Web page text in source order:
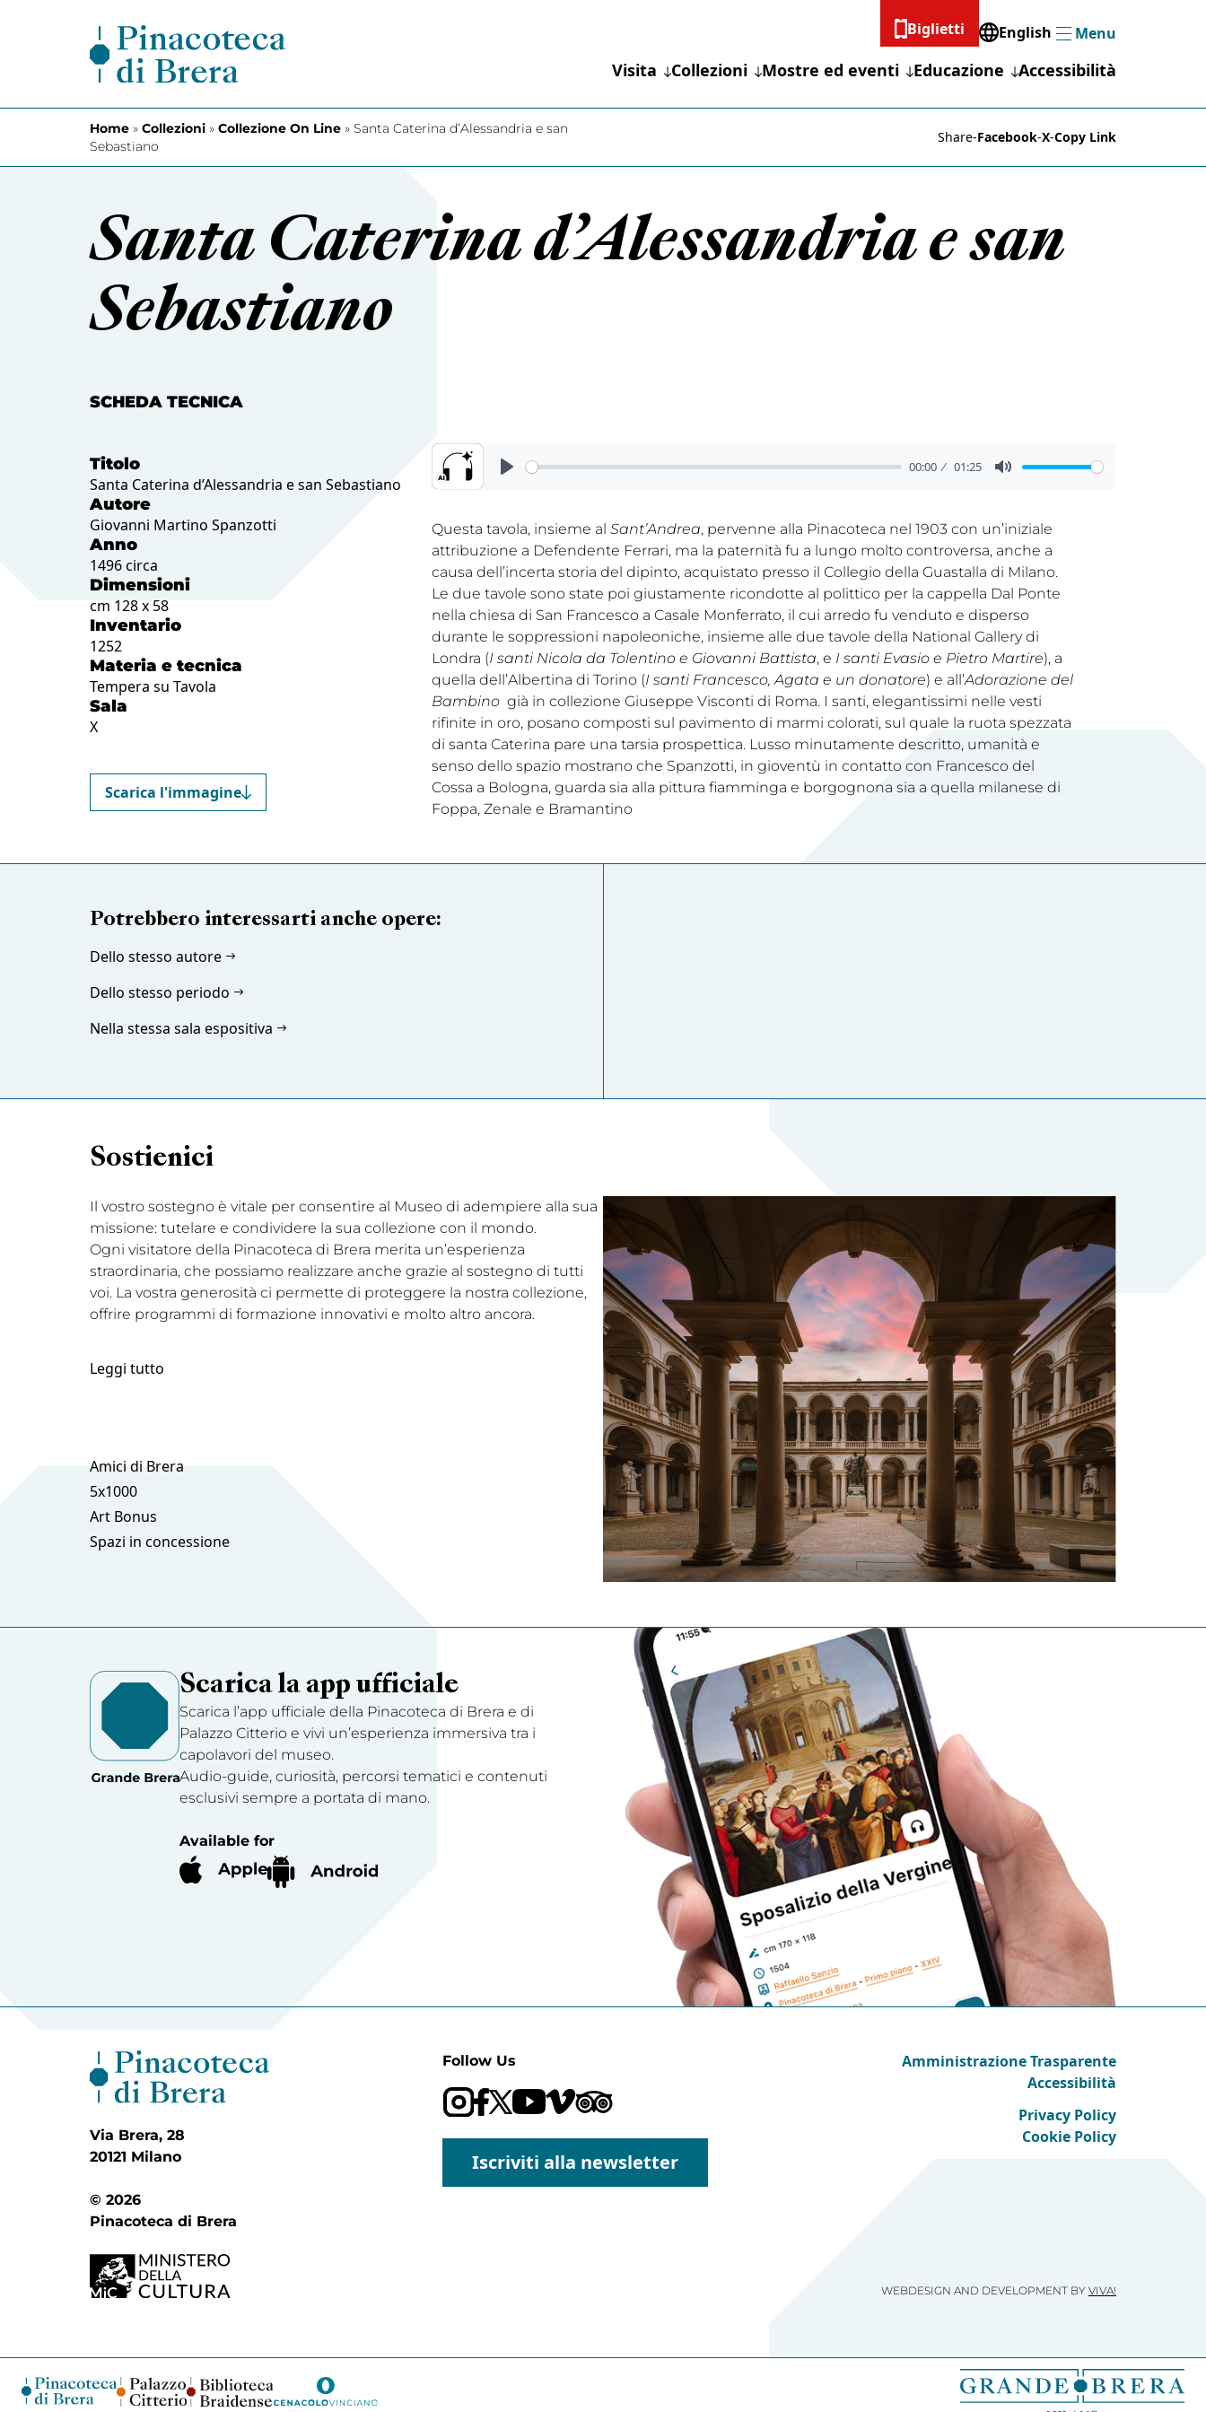
Biglietti
English
MenuMenu
Visita Collezioni Mostre ed eventi Educazione Accessibilità
Home » Collezioni » Collezione On Line » Santa Caterina d’Alessandria e san
Sebastiano
Share-Facebook-X-Copy Link
Santa Caterina d’Alessandria e san
Sebastiano
SCHEDA TECNICA
Titolo
Santa Caterina d’Alessandria e san Sebastiano
Autore
Giovanni Martino Spanzotti
Anno
1496 circa
Dimensioni
cm 128 x 58
Inventario
1252
Materia e tecnica
Tempera su Tavola
Sala
X
Scarica l'immagine
00:00 01:25
Questa tavola, insieme alSant’Andrea, pervenne alla Pinacoteca nel 1903 con un’iniziale
attribuzione a Defendente Ferrari, ma la paternità fu a lungo molto controversa, anche a
causa dell’incerta storia del dipinto, acquistato presso il Collegio della Guastalla di Milano.
Le due tavole sono state poi giustamente ricondotte al polittico per la cappella Dal Ponte
nella chiesa di San Francesco a Casale Monferrato, il cui arredo fu venduto e disperso
durante le soppressioni napoleoniche, insieme alle due tavole della National Gallery di
Londra (I santi Nicola da Tolentino e Giovanni Battista, e I santi Evasio e Pietro Martire), a
quella dell’Albertina di Torino (I santi Francesco, Agata e un donatore) e all’Adorazione del
Bambinogià in collezione Giuseppe Visconti di Roma. I santi, elegantissimi nelle vesti
rifinite in oro, posano composti sul pavimento di marmi colorati, sul quale la ruota spezzata
di santa Caterina pare una tarsia prospettica. Lusso minutamente descritto, umanità e
senso dello spazio mostrano che Spanzotti, in gioventù in contatto con Francesco del
Cossa a Bologna, guarda sia alla pittura fiamminga e borgognona sia a quella milanese di
Foppa, Zenale e Bramantino
Potrebbero interessarti anche opere:
Dello stesso autore
Dello stesso periodo
Nella stessa sala espositiva
Sostienici
Il vostro sostegno è vitale per consentire al Museo di adempiere alla sua
missione: tutelare e condividere la sua collezione con il mondo.
Ogni visitatore della Pinacoteca di Brera merita un’esperienza
straordinaria, che possiamo realizzare anche grazie al sostegno di tutti
voi. La vostra generosità ci permette di proteggere la nostra collezione,
offrire programmi di formazione innovativi e molto altro ancora.
Leggi tutto
Amici di Brera
5x1000
Art Bonus
Spazi in concessione
Scarica la app ufficiale
Scarica l’app ufficiale della Pinacoteca di Brera e di
Palazzo Citterio e vivi un’esperienza immersiva tra i
capolavori del museo.
Audio-guide, curiosità, percorsi tematici e contenuti
esclusivi sempre a portata di mano.
Available for
Via Brera, 28
20121 Milano
© 2026
Pinacoteca di Brera
Follow Us
Iscriviti alla newsletter
Amministrazione Trasparente
Accessibilità
Privacy Policy
Cookie Policy
WEBDESIGN AND DEVELOPMENT BY VIVA!